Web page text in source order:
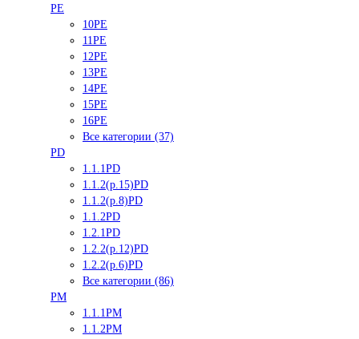
PE
10PE
11PE
12PE
13PE
14PE
15PE
16PE
Все категории (37)
PD
1.1.1PD
1.1.2(р.15)PD
1.1.2(р.8)PD
1.1.2PD
1.2.1PD
1.2.2(р.12)PD
1.2.2(р.6)PD
Все категории (86)
PM
1.1.1PM
1.1.2PM